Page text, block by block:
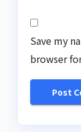
Save my
browser